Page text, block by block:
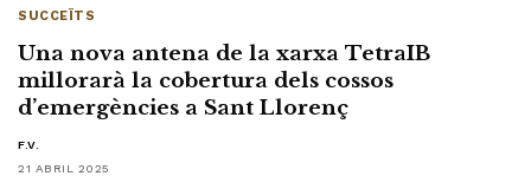
SUCCEÏTS
Una nova antena de la xarxa TetraIB
millorarà la cobertura dels cossos
d’emergències a Sant Llorenç
F.V.
21 ABRIL 2025